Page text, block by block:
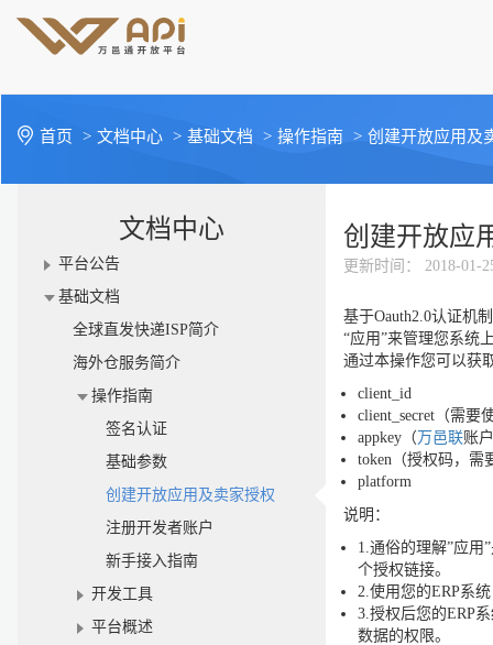
首页 > 文档中心 > 基础文档 > 操作指南 > 创建开放应用及
文档中心
平台公告
基础文档
全球直发快递ISP简介
海外仓服务简介
操作指南
签名认证
基础参数
创建开放应用及卖家授权
注册开发者账户
新手接入指南
开发工具
平台概述
创建开放应
更新时间 ： 2018-01-
基于Oauth2.0认证机
“应用”来管理您系统
通过本操作您可以获
client_id
client_secret（需要
appkey（ 万邑联账
token（授权码，需
platform
说明：
1.通俗的理解”应用
个授权链接。
2.使用您的ERP系
3.授权后您的ERP
数据的权限。